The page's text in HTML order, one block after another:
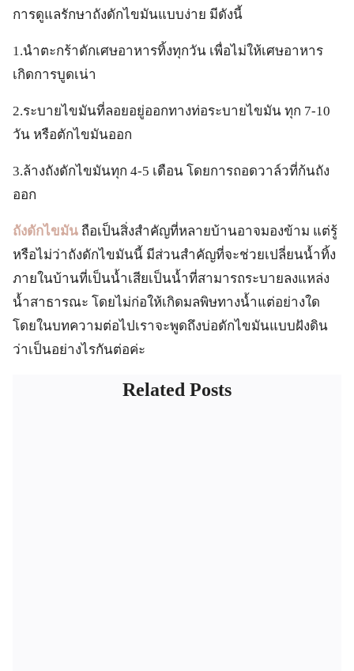
การดูแลรักษาถังดักไขมันแบบง่าย มีดังนี้
1.นำตะกร้าดักเศษอาหารทิ้งทุกวัน เพื่อไม่ให้เศษอาหาร
เกิดการบูดเน่า
2.ระบายไขมันที่ลอยอยู่ออกทางท่อระบายไขมัน ทุก 7-10
วัน หรือตักไขมันออก
3.ล้างถังดักไขมันทุก 4-5 เดือน โดยการถอดวาล์วที่ก้นถัง
ออก
ถังดักไขมัน ถือเป็นสิ่งสำคัญที่หลายบ้านอาจมองข้าม แต่รู้
หรือไม่ว่าถังดักไขมันนี้ มีส่วนสำคัญที่จะช่วยเปลี่ยนน้ำทิ้ง
ภายในบ้านที่เป็นน้ำเสียเป็นน้ำที่สามารถระบายลงแหล่ง
น้ำสาธารณะ โดยไม่ก่อให้เกิดมลพิษทางน้ำแต่อย่างใด
โดยในบทความต่อไปเราจะพูดถึงบ่อดักไขมันแบบฝังดิน
ว่าเป็นอย่างไรกันต่อค่ะ
Related Posts